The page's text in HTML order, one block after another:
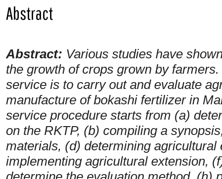
Abstract
Abstract: Various studies have
the growth of crops grown by
service is to carry out and evaluate
manufacture of bokashi fertilizer in
service procedure starts from (a)
on the RKTP, (b) compiling a
materials, (d) determining agricultural
implementing agricultural extension,